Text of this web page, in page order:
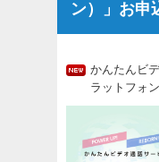
ン）」お申
かんたんビ
ラットフォン